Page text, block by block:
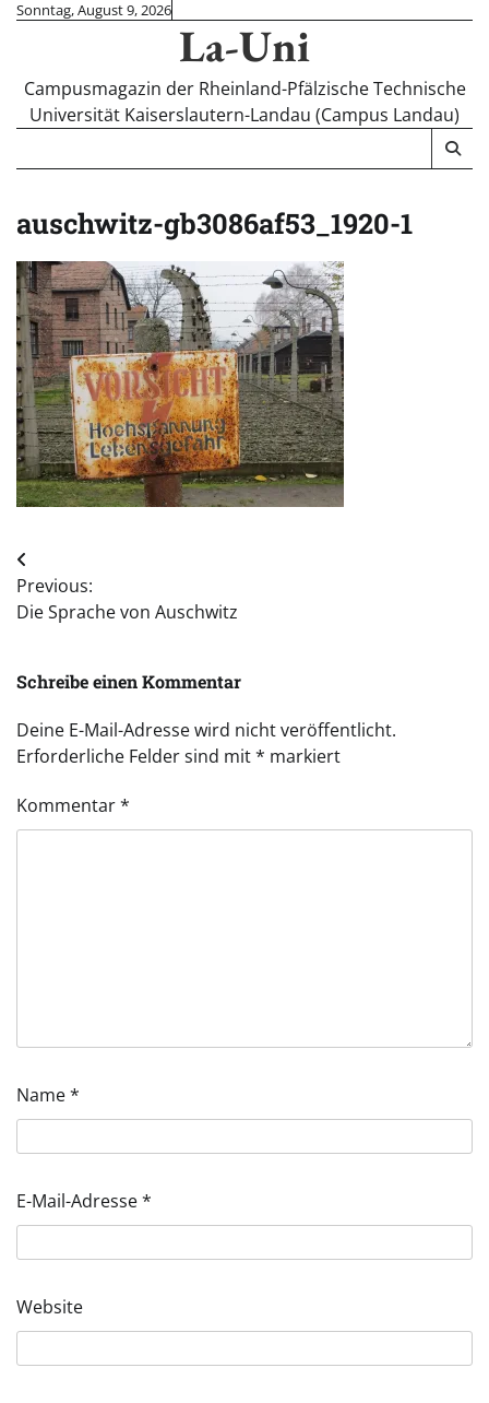
SkipSonntag, August 9, 2026
La-Uni
Campusmagazin der Rheinland-Pfälzische Technische
Universität Kaiserslautern-Landau (Campus Landau)
auschwitz-gb3086af53_1920-1
Beitragsnavigation
Previous:
Die Sprache von Auschwitz
Schreibe einen Kommentar
Deine E-Mail-Adresse wird nicht veröffentlicht.
Erforderliche Felder sind mit* markiert
Kommentar*
Name*
E-Mail-Adresse*
Website